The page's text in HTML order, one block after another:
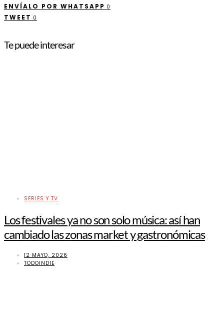
ENVÍALO POR WHATSAPP 0
TWEET 0
Te puede interesar
SERIES Y TV
Los festivales ya no son solo música: así han
cambiado las zonas market y gastronómicas
12 MAYO, 2026
TODOINDIE